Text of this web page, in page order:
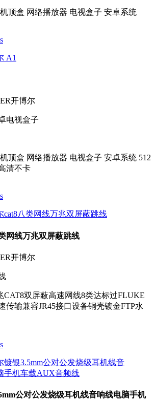
顶盒 网络播放器 电视盒子 安卓系统
开博尔
电视盒子
顶盒 网络播放器 电视盒子 安卓系统 512
清不卡
网线万兆双屏蔽跳线
开博尔
CAT8双屏蔽高速网线8类达标过FLUKE
传输兼容JR45接口设备铜壳镀金FTP水
公对公发烧级耳机线音响线电脑手机